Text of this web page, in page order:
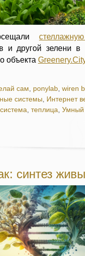
и другой зелени в
объекта
сам, ponylab, wiren
системы, Интернет
, теплица,
синтез